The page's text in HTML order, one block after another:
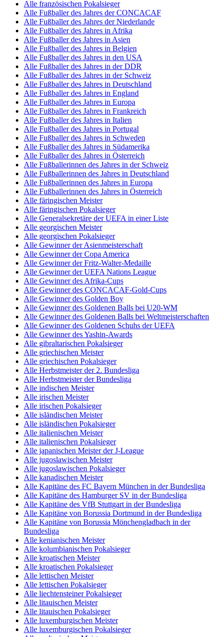
Alle französischen Pokalsieger
Alle Fußballer des Jahres der CONCACAF
Alle Fußballer des Jahres der Niederlande
Alle Fußballer des Jahres in Afrika
Alle Fußballer des Jahres in Asien
Alle Fußballer des Jahres in Belgien
Alle Fußballer des Jahres in den USA
Alle Fußballer des Jahres in der DDR
Alle Fußballer des Jahres in der Schweiz
Alle Fußballer des Jahres in Deutschland
Alle Fußballer des Jahres in England
Alle Fußballer des Jahres in Europa
Alle Fußballer des Jahres in Frankreich
Alle Fußballer des Jahres in Italien
Alle Fußballer des Jahres in Portugal
Alle Fußballer des Jahres in Schweden
Alle Fußballer des Jahres in Südamerika
Alle Fußballer des Jahres in Österreich
Alle Fußballerinnen des Jahres in der Schweiz
Alle Fußballerinnen des Jahres in Deutschland
Alle Fußballerinnen des Jahres in Europa
Alle Fußballerinnen des Jahres in Österreich
Alle färingischen Meister
Alle färingischen Pokalsieger
Alle Generalsekretäre der UEFA in einer Liste
Alle georgischen Meister
Alle georgischen Pokalsieger
Alle Gewinner der Asienmeisterschaft
Alle Gewinner der Copa America
Alle Gewinner der Fritz-Walter-Medaille
Alle Gewinner der UEFA Nations League
Alle Gewinner des Afrika-Cups
Alle Gewinner des CONCACAF-Gold-Cups
Alle Gewinner des Golden Boy
Alle Gewinner des Goldenen Balls bei U20-WM
Alle Gewinner des Goldenen Balls bei Weltmeisterschaften
Alle Gewinner des Goldenen Schuhs der UEFA
Alle Gewinner des Yashin-Awards
Alle gibraltarischen Pokalsieger
Alle griechischen Meister
Alle griechischen Pokalsieger
Alle Herbstmeister der 2. Bundesliga
Alle Herbstmeister der Bundesliga
Alle indischen Meister
Alle irischen Meister
Alle irischen Pokalsieger
Alle isländischen Meister
Alle isländischen Pokalsieger
Alle italienischen Meister
Alle italienischen Pokalsieger
Alle japanischen Meister der J-League
Alle jugoslawischen Meister
Alle jugoslawischen Pokalsieger
Alle kanadischen Meister
Alle Kapitäne des FC Bayern München in der Bundesliga
Alle Kapitäne des Hamburger SV in der Bundesliga
Alle Kapitäne des VfB Stuttgart in der Bundesliga
Alle Kapitäne von Borussia Dortmund in der Bundesliga
Alle Kapitäne von Borussia Mönchengladbach in der
Bundesliga
Alle kenianischen Meister
Alle kolumbianischen Pokalsieger
Alle kroatischen Meister
Alle kroatischen Pokalsieger
Alle lettischen Meister
Alle lettischen Pokalsieger
Alle liechtensteiner Pokalsieger
Alle litauischen Meister
Alle litauischen Pokalsieger
Alle luxemburgischen Meister
Alle luxemburgischen Pokalsieger